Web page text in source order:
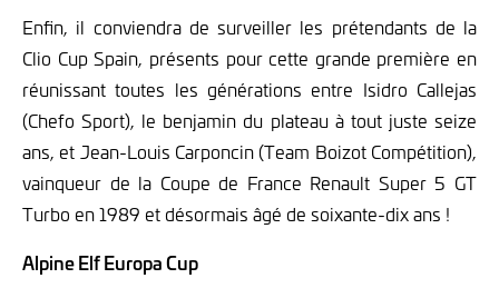
Enfin, il conviendra de surveiller les prétendants de la
Clio Cup Spain, présents pour cette grande première en
réunissant toutes les générations entre Isidro Callejas
(Chefo Sport), le benjamin du plateau à tout juste seize
ans, et Jean-Louis Carponcin (Team Boizot Compétition),
vainqueur de la Coupe de France Renault Super 5 GT
Turbo en 1989 et désormais âgé de soixante-dix ans !
Alpine Elf Europa Cup